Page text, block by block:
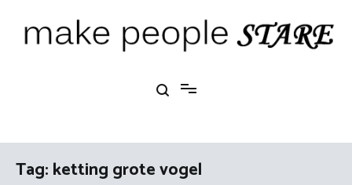
Tag:ketting grote vogel